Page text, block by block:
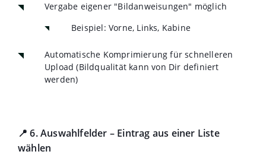
Vergabe eigener "Bildanweisungen" möglich
Beispiel: Vorne, Links, Kabine
Automatische Komprimierung für schnelleren
Upload (Bildqualität kann von Dir definiert
werden)
📍 6. Auswahlfelder – Eintrag aus einer Liste
wählen